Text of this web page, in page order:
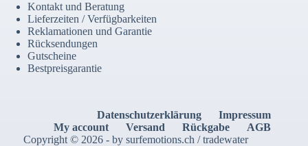
Kontakt und Beratung
Lieferzeiten / Verfügbarkeiten
Reklamationen und Garantie
Rücksendungen
Gutscheine
Bestpreisgarantie
Datenschutzerklärung
Impressum
My account
Versand Rückgabe
AGB
Copyright © 2026 - by surfemotions.ch / tradewater